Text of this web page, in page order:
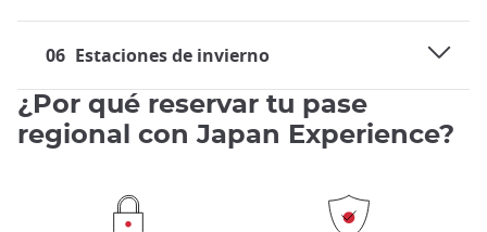
06 Estaciones de invierno
¿Por qué reservar tu pase
regional con Japan Experience?